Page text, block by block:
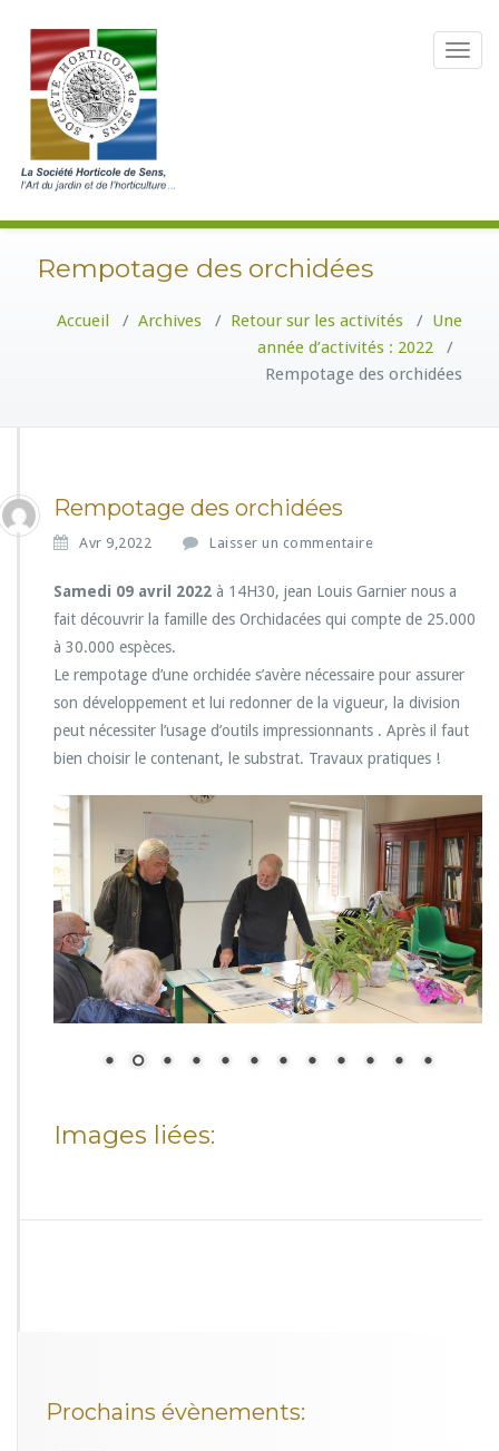
Toggle
Rempotage des orchidées
Accueil / Archives / Retour sur les activités / Une
année d’activités : 2022 /
Rempotage des orchidées
Rempotage des orchidées
Avr 9,2022 Laisser un commentaire
Samedi 09 avril 2022 à 14H30, jean Louis Garnier nous a
fait découvrir la famille des Orchidacées qui compte de 25.000
à 30.000 espèces.
Le rempotage d’une orchidée s’avère nécessaire pour assurer
son développement et lui redonner de la vigueur, la division
peut nécessiter l’usage d’outils impressionnants . Après il faut
bien choisir le contenant, le substrat. Travaux pratiques !
Images liées:
Prochains évènements: